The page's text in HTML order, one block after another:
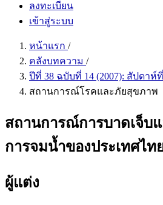
ลงทะเบียน
เข้าสู่ระบบ
หน้าแรก /
คลังบทความ /
ปีที่ 38 ฉบับที่ 14 (2007): สัปดาห์
สถานการณ์โรคและภัยสุขภาพ
สถานการณ์การบาดเจ็บ
การจมน้ำของประเทศไท
ผู้แต่ง